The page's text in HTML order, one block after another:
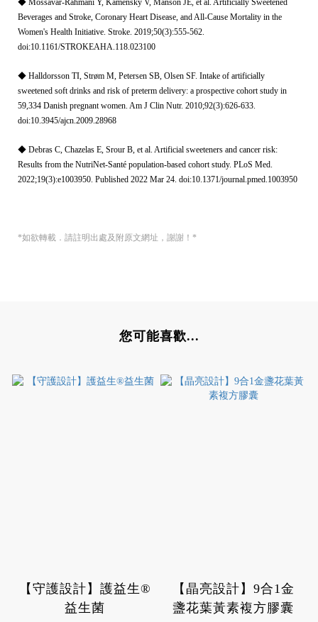
Beverages and Stroke, Coronary Heart Disease, and All-Cause Mortality in the
Women's Health Initiative. Stroke. 2019;50(3):555-562.
doi:10.1161/STROKEAHA.118.023100
◆ Halldorsson TI, Strøm M, Petersen SB, Olsen SF. Intake of artificially
sweetened soft drinks and risk of preterm delivery: a prospective cohort study in
59,334 Danish pregnant women. Am J Clin Nutr. 2010;92(3):626-633.
doi:10.3945/ajcn.2009.28968
◆ Debras C, Chazelas E, Srour B, et al. Artificial sweeteners and cancer risk:
Results from the NutriNet-Santé population-based cohort study. PLoS Med.
2022;19(3):e1003950. Published 2022 Mar 24. doi:10.1371/journal.pmed.1003950
*如欲轉載．請註明出處及附原文網址，謝謝！*
您可能喜歡...
【守護設計】護益生®
益生菌
【晶亮設計】9合1金
盞花葉黃素複方膠囊